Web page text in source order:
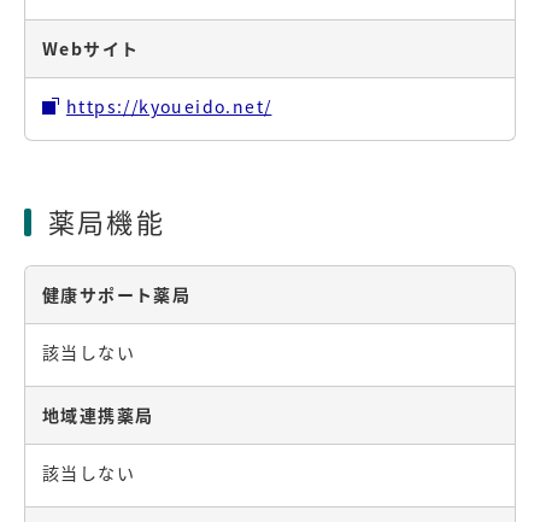
Webサイト
https://kyoueido.net/
薬局機能
健康サポート薬局
該当しない
地域連携薬局
該当しない